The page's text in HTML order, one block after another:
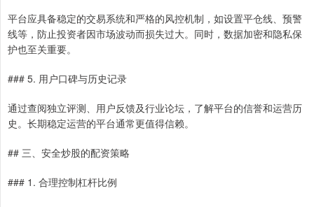
平台应具备稳定的交易系统和严格的风控机制，如设置平仓线、预警
线等，防止投资者因市场波动而损失过大。同时，数据加密和隐私保
护也至关重要。
### 5. 用户口碑与历史记录
通过查阅独立评测、用户反馈及行业论坛，了解平台的信誉和运营历
史。长期稳定运营的平台通常更值得信赖。
## 三、安全炒股的配资策略
### 1. 合理控制杠杆比例